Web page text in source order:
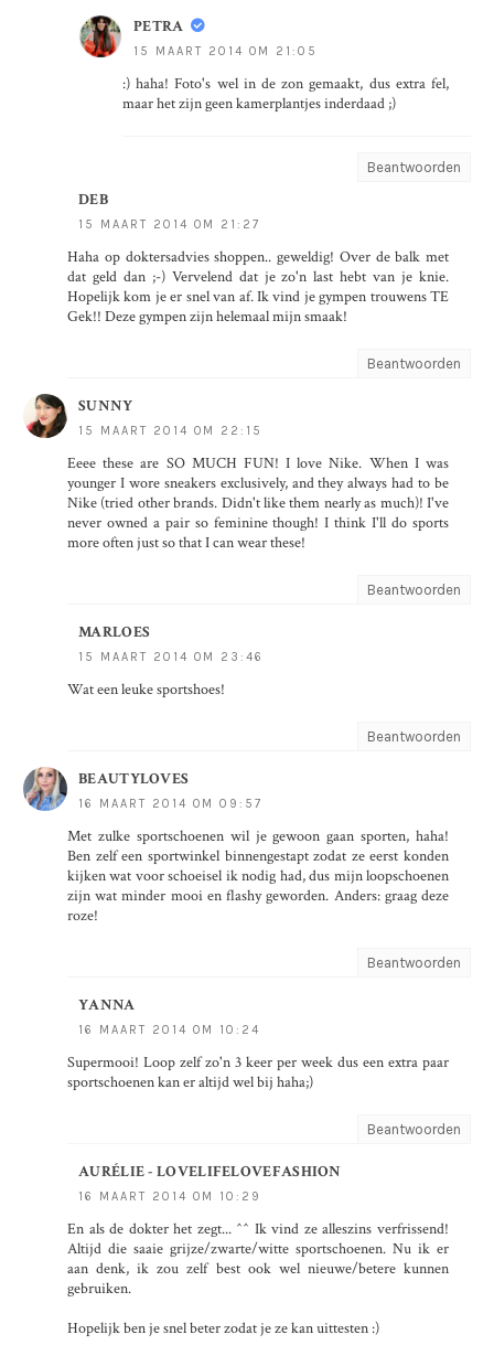
PETRA
15 MAART 2014 OM 21:05
:) haha! Foto's wel in de zon gemaakt, dus extra fel,
maar het zijn geen kamerplantjes inderdaad ;)
Beantwoorden
DEB
15 MAART 2014 OM 21:27
Haha op doktersadvies shoppen.. geweldig! Over de balk met
dat geld dan ;-) Vervelend dat je zo'n last hebt van je knie.
Hopelijk kom je er snel van af. Ik vind je gympen trouwens TE
Gek!! Deze gympen zijn helemaal mijn smaak!
Beantwoorden
SUNNY
15 MAART 2014 OM 22:15
Eeee these are SO MUCH FUN! I love Nike. When I was
younger I wore sneakers exclusively, and they always had to be
Nike (tried other brands. Didn't like them nearly as much)! I've
never owned a pair so feminine though! I think I'll do sports
more often just so that I can wear these!
Beantwoorden
MARLOES
15 MAART 2014 OM 23:46
Wat een leuke sportshoes!
Beantwoorden
BEAUTYLOVES
16 MAART 2014 OM 09:57
Met zulke sportschoenen wil je gewoon gaan sporten, haha!
Ben zelf een sportwinkel binnengestapt zodat ze eerst konden
kijken wat voor schoeisel ik nodig had, dus mijn loopschoenen
zijn wat minder mooi en flashy geworden. Anders: graag deze
roze!
Beantwoorden
YANNA
16 MAART 2014 OM 10:24
Supermooi! Loop zelf zo'n 3 keer per week dus een extra paar
sportschoenen kan er altijd wel bij haha;)
Beantwoorden
AURÉLIE - LOVELIFELOVEFASHION
16 MAART 2014 OM 10:29
En als de dokter het zegt... ^^ Ik vind ze alleszins verfrissend!
Altijd die saaie grijze/zwarte/witte sportschoenen. Nu ik er
aan denk, ik zou zelf best ook wel nieuwe/betere kunnen
gebruiken.
Hopelijk ben je snel beter zodat je ze kan uittesten :)